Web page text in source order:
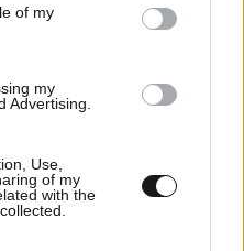
of my
my
Advertising.
Use,
of my
with the
τις ζωές των
που χάθηκαν